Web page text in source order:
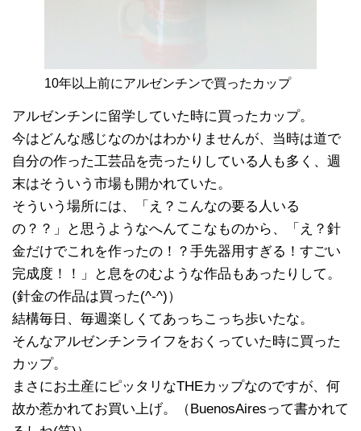
10年以上前にアルゼンチンで買ったカップ
アルゼンチンに留学していた時に買ったカップ。
今はどんな感じなのかはわかりませんが、当時は道で
自分の作った工芸品を売ったりしている人も多く、週
末はそういう市場も開かれていた。
そういう場所には、「え？こんなの要る人いる
の？？」と思うようなへんてこなものから、「え？針
金だけでこれを作ったの！？手先器用すぎる！すごい
完成度！！」と息をのむような作品もあったりして。
(針金の作品は買った(^-^)）
結構毎日、毎週楽しくてあっちこっち歩いたな。
そんなアルゼンチンライフをおくっていた時に買った
カップ。
まさにお土産にピッタリなTHEカップなのですが、何
故か惹かれてお買い上げ。（BuenosAiresって書かれて